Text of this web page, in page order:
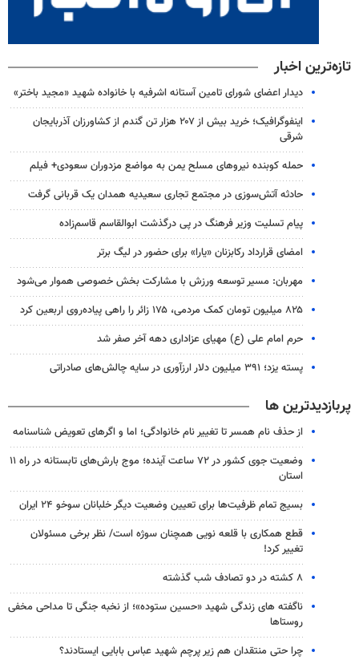
تازه‌ترین اخبار
دیدار اعضای شورای تامین آستانه اشرفیه با خانواده شهید «مجید باختر»
اینفوگرافیک؛ خرید بیش از ۲۰۷ هزار تن گندم از کشاورزان آذربایجان
شرقی
حمله کوبنده نیروهای مسلح یمن به مواضع مزدوران سعودی+ فیلم
حادثه آتش‌سوزی در مجتمع تجاری سعیدیه همدان یک قربانی گرفت
پیام تسلیت وزیر فرهنگ در پی درگذشت ابوالقاسم قاسم‌زاده
امضای قرارداد رکابزنان «یارا» برای حضور در لیگ برتر
مهربان: مسیر توسعه ورزش با مشارکت بخش خصوصی هموار می‌شود
۸۲۵ میلیون تومان کمک مردمی، ۱۷۵ زائر را راهی پیاده‌روی اربعین کرد
حرم امام علی (ع) مهیای عزاداری دهه آخر صفر شد
پسته یزد؛ ۳۹۱ میلیون دلار ارزآوری در سایه چالش‌های صادراتی
پربازدیدترین ها
از حذف نام همسر تا تغییر نام خانوادگی؛ اما و اگرهای تعویض شناسنامه
وضعیت جوی کشور در ۷۲ ساعت آینده؛ موج بارش‌های تابستانه در راه ۱۱
استان
بسیج تمام ظرفیت‌ها برای تعیین وضعیت دیگر خلبانان سوخو ۲۴ ایران
قطع همکاری با قلعه نویی همچنان سوژه است/ نظر برخی مسئولان
تغییر کرد!
۸ کشته در دو تصادف شب گذشته
ناگفته های زندگی شهید «حسین ستوده»؛ از نخبه جنگی تا مداحی مخفی
روستاها
چرا حتی منتقدان هم زیر پرچم شهید عباس بابایی ایستادند؟